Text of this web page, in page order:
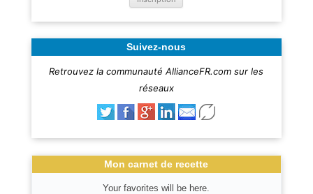
Suivez-nous
Retrouvez la communauté AllianceFR.com sur les
réseaux
Mon carnet de recette
Your favorites will be here.